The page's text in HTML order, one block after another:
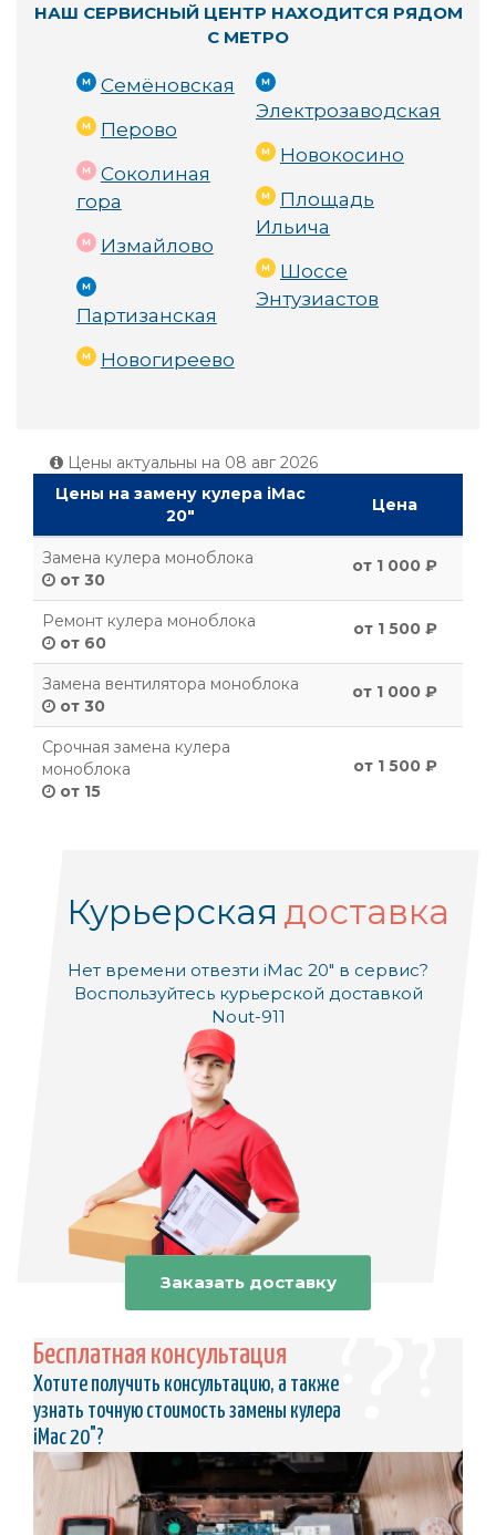
НАШ СЕРВИСНЫЙ ЦЕНТР НАХОДИТСЯ РЯДОМ
С МЕТРО
Семёновская
Перово
Соколиная
гора
Измайлово
Партизанская
Новогиреево
Электрозаводская
Новокосино
Площадь
Ильича
Шоссе
Энтузиастов
Цены актуальны на 08 авг 2026
Цены на замену кулера iMac
20"
Цена
Замена кулера моноблока
от 30
от 1 000 ₽
Ремонт кулера моноблока
от 60
от 1 500 ₽
Замена вентилятора моноблока
от 30
от 1 000 ₽
Срочная замена кулера
моноблока
от 15
от 1 500 ₽
Курьерская доставка
Нет времени отвезти iMac 20" в сервис?
Воспользуйтесь курьерской доставкой
Nout-911
Заказать доставку
Бесплатная консультация
Хотите получить консультацию, а также
узнать точную стоимость замены кулера
iMac 20"?